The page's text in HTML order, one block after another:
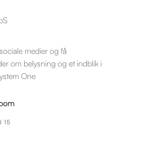
medier og få
om belysning og et indblik i
One
15